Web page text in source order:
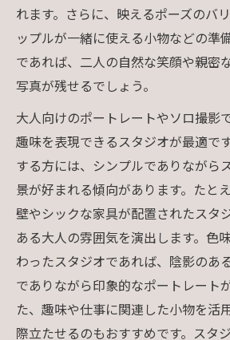
れます。さらに、映えるポーズのバ
ップルが一緒に使える小物などの準
であれば、二人の自然な笑顔や親密
写真が残せるでしょう。
大人向けのポートレートやソロ撮影
趣味を表現できるスタジオが最適で
する方には、シンプルでありながら
景が好まれる傾向があります。たと
壁やシックな家具が配置されたスタ
ある大人の雰囲気を演出します。色
わったスタジオであれば、陰影のあ
でありながら印象的なポートレート
た、趣味や仕事に関連した小物を活
際立たせるのもおすすめです。スタ